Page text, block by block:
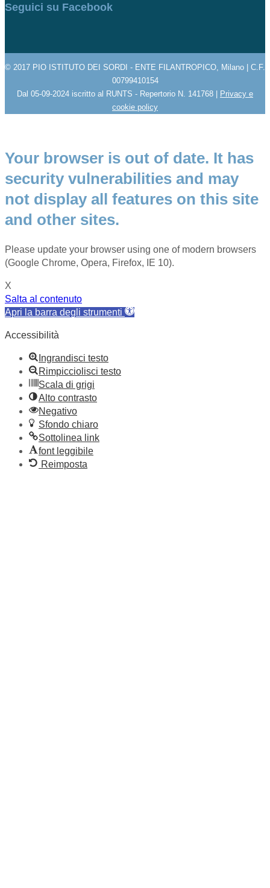
Seguici su Facebook
© 2017 PIO ISTITUTO DEI SORDI - ENTE FILANTROPICO, Milano | C.F.
00799410154
Dal 05-09-2024 iscritto al RUNTS - Repertorio N. 141768 | Privacy e
cookie policy
Your browser is out of date. It has
security vulnerabilities and may
not display all features on this site
and other sites.
Please update your browser using one of modern browsers
(Google Chrome, Opera, Firefox, IE 10).
X
Salta al contenuto
Apri la barra degli strumenti
Accessibilità
Ingrandisci testo
Rimpicciolisci testo
Scala di grigi
Alto contrasto
Negativo
Sfondo chiaro
Sottolinea link
font leggibile
Reimposta